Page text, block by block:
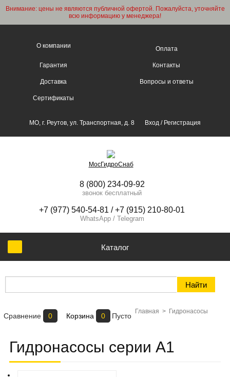
Внимание: цены не являются публичной офертой. Пожалуйста, уточняйте
всю информацию у менеджера!
О компании Оплата
Гарантия Контакты
Доставка Вопросы и ответы
Сертификаты
МО, г. Реутов, ул. Транспортная, д. 8 Вход /Регистрация
МосГидроСнаб
8 (800) 234-09-92
звонок бесплатный
+7 (977) 540-54-81 / +7 (915) 210-80-01
WhatsApp / Telegram
Каталог
Сравнение 0 Корзина 0 Пусто
Главная > Гидронасосы
Гидронасосы серии А1